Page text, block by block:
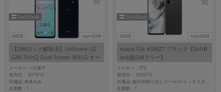
64GB nanoSIM
【SIMロック解除済】Softbank LG
G8X ThinQ Dual Screen 901LG オー
ロラブラック
メーカー：LG電子
発売日： 2019/12
付属品: 本体のみ
在庫数：1
64GB nanoSIM
nubia S2e A506ZT ブラック【SoftB
ank版SIMフリー】
メーカー：ZTE
発売日： 2025/12
付属品: 箱/SIM取り出しツール/クイックスタート
在庫数：1